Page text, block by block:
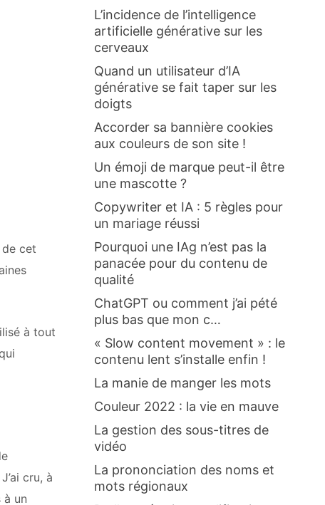
cet
à tout
cru, à
à un
L’incidence de l’intelligence
artificielle générative sur les
cerveaux
Quand un utilisateur d’IA
générative se fait taper sur les
doigts
Accorder sa bannière cookies
aux couleurs de son site !
Un émoji de marque peut-il être
une mascotte ?
Copywriter et IA : 5 règles pour
un mariage réussi
Pourquoi une IAg n’est pas la
panacée pour du contenu de
qualité
ChatGPT ou comment j’ai pété
plus bas que mon c…
« Slow content movement » : le
contenu lent s’installe enfin !
La manie de manger les mots
Couleur 2022 : la vie en mauve
La gestion des sous-titres de
vidéo
La prononciation des noms et
mots régionaux